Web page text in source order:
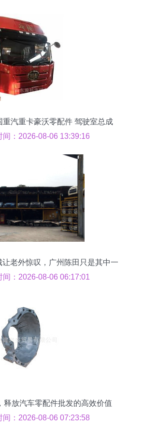
重汽重卡豪沃零配件 驾驶室总成
批发价格与信息
间：2026-08-06 13:39:16
让老外惊叹，广州陈田只是其中一
处，豪车50块一斤
间：2026-08-06 06:17:01
释放汽车零配件批发的高效价值
间：2026-08-06 07:23:58